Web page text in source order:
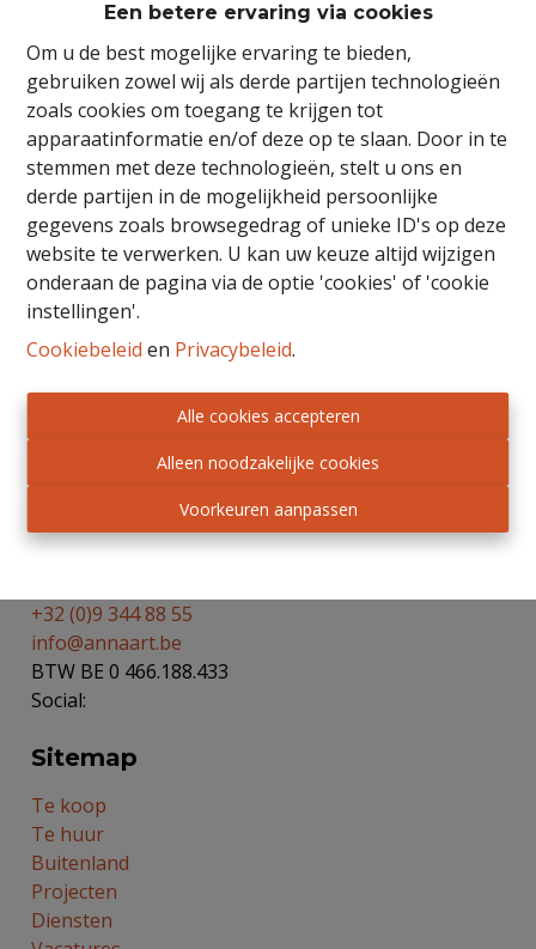
Een betere ervaring via cookies
Om u de best mogelijke ervaring te bieden,
gebruiken zowel wij als derde partijen technologieën
zoals cookies om toegang te krijgen tot
apparaatinformatie en/of deze op te slaan. Door in te
stemmen met deze technologieën, stelt u ons en
derde partijen in de mogelijkheid persoonlijke
gegevens zoals browsegedrag of unieke ID's op deze
website te verwerken. U kan uw keuze altijd wijzigen
onderaan de pagina via de optie 'cookies' of 'cookie
instellingen'.
Cookiebeleid en Privacybeleid.
Alle cookies accepteren
Alleen noodzakelijke cookies
Voorkeuren aanpassen
BIV nr 503319 - Toezichthoudende autoriteit:
Beroepsinstituut van Vastgoedmakelaars,
Luxemburgstraat 16 B te 1000 Brussel.
Privacy statement
Disclaimer
Contacteer ons
+32 (0)9 344 88 55
info@annaart.be
BTW BE 0 466.188.433
Social:
Sitemap
Te koop
Te huur
Buitenland
Projecten
Diensten